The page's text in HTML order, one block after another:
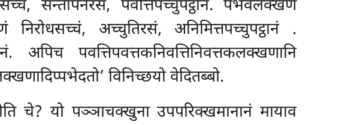
सन्तापनरसं, पवत्तिपच्चुपट्ठानं. पभवलक्खणं
अच्चुतिरसं, अनिमित्तपच्चुपट्ठानं .
पवत्तिपवत्तकनिवत्तिनिवत्तकलक्खणानि
विनिच्छयो वेदितब्बो.
चे? यो पञ्ञाचक्खुना उपपरिक्खमानानं मायाव